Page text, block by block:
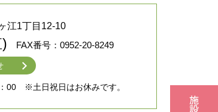
江1丁目12-10
FAX番号：0952-20-8249
00 ※土日祝日はお休みです。